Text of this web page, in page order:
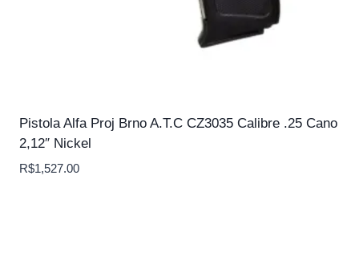
Pistola Alfa Proj Brno A.T.C CZ3035 Calibre .25 Cano
2,12″ Nickel
R$1,527.00